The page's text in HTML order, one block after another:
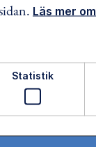
Läs mer
Statistik